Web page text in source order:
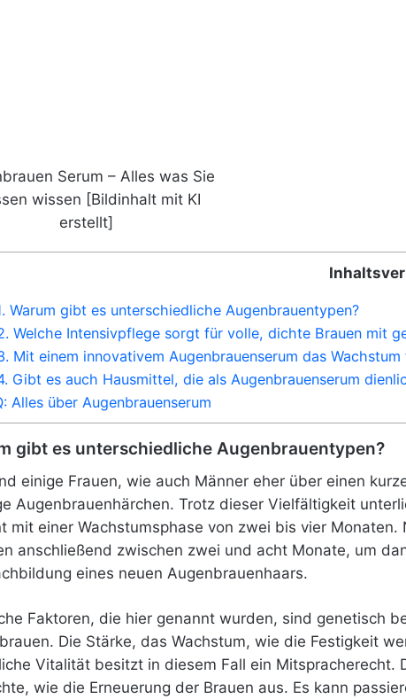
Serum – Alles was Sie
wissen [Bildinhalt mit KI
erstellt]
Warum gibt es unterschiedliche Augenbrauentypen?
Welche Intensivpflege sorgt für volle, dichte Brauen mit
Mit einem innovativem Augenbrauenserum das
Gibt es auch Hausmittel, die als Augenbrauenserum
Alles über Augenbrauenserum
gibt es unterschiedliche Augenbrauentypen?
einige Frauen, wie auch Männer eher über einen
Augenbrauenhärchen. Trotz dieser Vielfältigkeit
mit einer Wachstumsphase von zwei bis vier
anschließend zwischen zwei und acht Monate, um
eines neuen Augenbrauenhaars.
Faktoren, die hier genannt wurden, sind genetisch
Die Stärke, das Wachstum, wie die Festigkeit
Vitalität besitzt in diesem Fall ein
wie die Erneuerung der Brauen aus. Es kann